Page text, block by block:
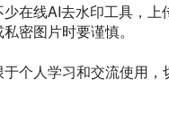
在线AI去水印工具，
密图片时要谨慎。
个人学习和交流使用